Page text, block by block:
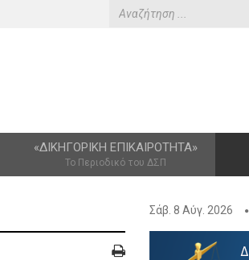
«ΔΙΚΗΓΟΡΙΚΉ ΕΠΙΚΑΙΡΌΤΗΤΑ»
Το Περιοδικό του ΔΣΠ
Σάβ. 8 Αύγ. 2026